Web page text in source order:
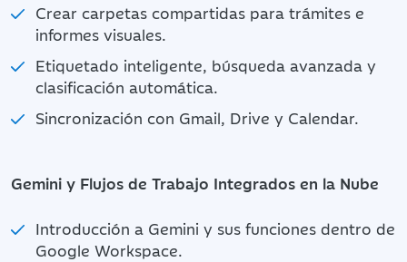
Crear carpetas compartidas para trámites e
informes visuales.
Etiquetado inteligente, búsqueda avanzada y
clasificación automática.
Sincronización con Gmail, Drive y Calendar.
Gemini y Flujos de Trabajo Integrados en la Nube
Introducción a Gemini y sus funciones dentro de
Google Workspace.